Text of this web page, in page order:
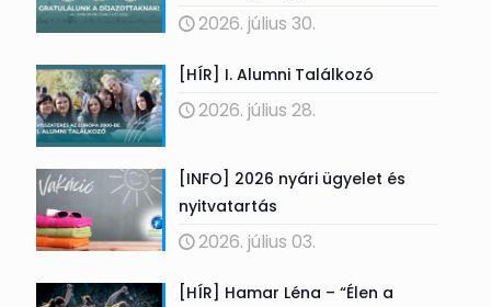
2026. július 30.
[HÍR] I. Alumni Találkozó
2026. július 28.
[INFO] 2026 nyári ügyelet és
nyitvatartás
2026. július 03.
[HÍR] Hamar Léna – “Élen a